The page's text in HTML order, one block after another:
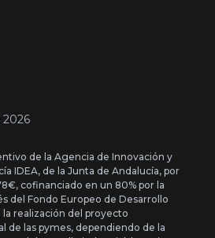
2026
de la Agencia de Innovación y
IDEA, de la Junta de Andalucía, por
cofinanciado en un 80% por la
del Fondo Europeo de Desarrollo
la realización del proyecto
de las pymes, dependiendo de la